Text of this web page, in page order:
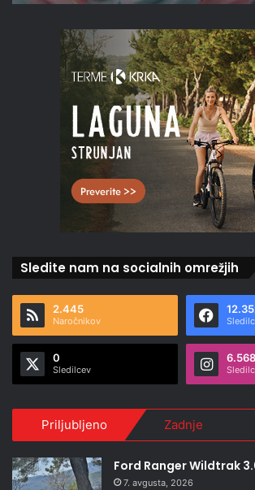
Sledite nam na socialnih omrežjih
2.445
Naročnikov
0
Sledilcev
6.568
Priljubljeno Zadnje
Ford Ranger Wildtrak
7. avgusta, 2026